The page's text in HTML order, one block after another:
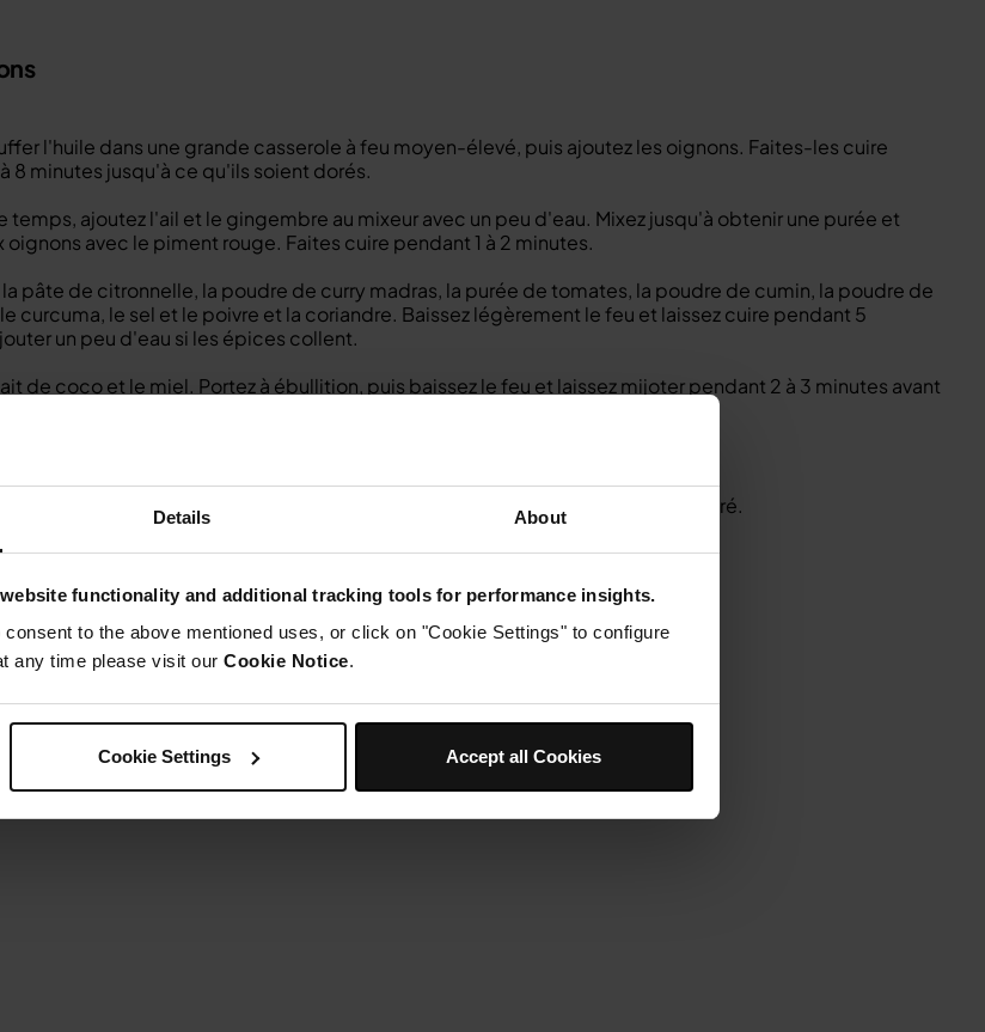
Details About
functionality and additional tracking tools for performance insights.
to the above mentioned uses, or click on "Cookie Settings" to configure
any time please visit our Cookie Notice.
Cookie Settings Accept all Cookies
l'huile dans une grande casserole à feu moyen-élevé, puis ajoutez les oignons. Faites-les cuire
8 minutes jusqu'à ce qu'ils soient dorés.
temps, ajoutez l'ail et le gingembre au mixeur avec un peu d'eau. Mixez jusqu'à obtenir une purée et
oignons avec le piment rouge. Faites cuire pendant 1 à 2 minutes.
pâte de citronnelle, la poudre de curry madras, la purée de tomates, la poudre de cumin, la poudre de
curcuma, le sel et le poivre et la coriandre. Baissez légèrement le feu et laissez cuire pendant 5
un peu d'eau si les épices collent.
de coco et le miel. Portez à ébullition, puis baissez le feu et laissez mijoter pendant 2 à 3 minutes avant
jus de citron vert et dégustez avec du riz ou votre plat d'accompagnement préféré.